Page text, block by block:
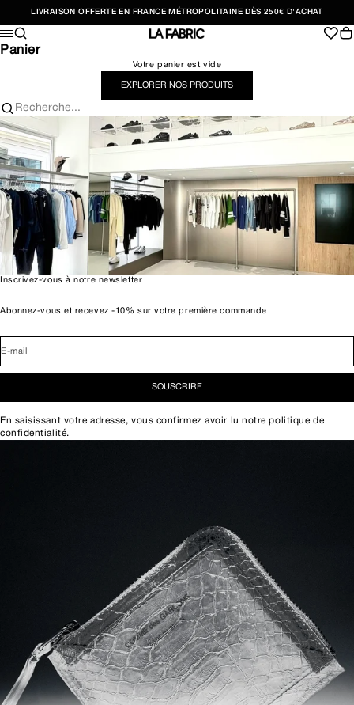
LIVRAISON OFFERTE EN FRANCE MÉTROPOLITAINE DÈS 250€ D'ACHAT
LA FABRIC SHOP
Menu
Recherche
Panier
Votre panier est vide
EXPLORER NOS PRODUITS
Recherche...
Inscrivez-vous à notre newsletter
Abonnez-vous et recevez -10% sur votre première commande
E-mail
SOUSCRIRE
En saisissant votre adresse, vous confirmez avoir lu notrepolitique de
confidentialité.